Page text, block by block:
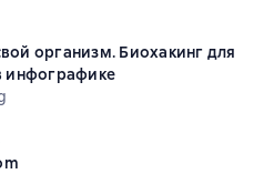
организм. Биохакинг для
инфографике
рейтинг 5 на основе 2 оценок